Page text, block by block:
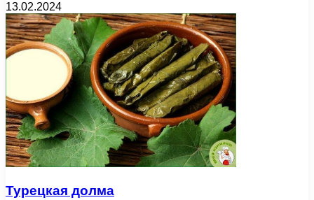
13.02.2024
Турецкая долма